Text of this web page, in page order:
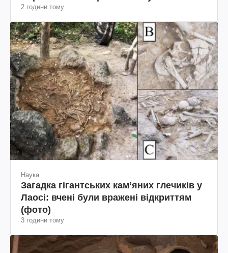
2 години тому
Наука
Загадка гігантських камʼяних глечиків у
Лаосі: вчені були вражені відкриттям
(фото)
3 години тому